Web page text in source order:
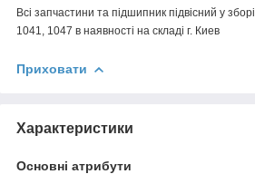
Всі запчастини та підшипник підвісний у зборі
1041, 1047 в наявності на складі г. Киев
Приховати
Характеристики
Основні атрибути